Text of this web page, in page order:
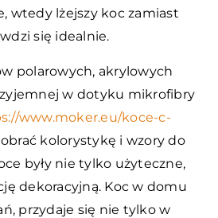
wtedy lżejszy koc zamiast
się idealnie.
polarowych, akrylowych
w dotyku mikrofibry
www.moker.eu/koce-c-
kolorystykę i wzory do
były nie tylko użyteczne,
dekoracyjną. Koc w domu
przydaje się nie tylko w